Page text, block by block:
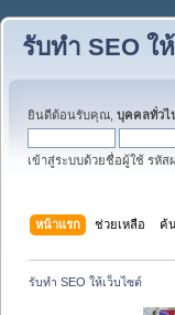
รับทำ SEO ใ
ยินดีต้อนรับคุณ, บุคคลทั่วไป
เข้าสู่ระบบด้วยชื่อผู้ใช้ รหัส
หน้าแรก ช่วยเหลือ ค้
รับทำ SEO ให้เว็บไซต์